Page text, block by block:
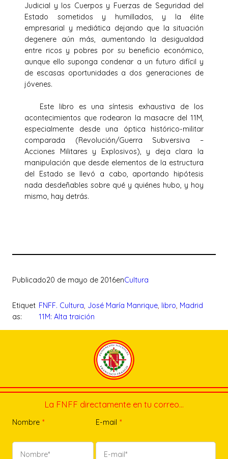
Judicial y los Cuerpos y Fuerzas de Seguridad del
Estado sometidos y humillados, y la élite
empresarial y mediática dejando que la situación
degenere aún más, aumentando la desigualdad
entre ricos y pobres por su beneficio económico,
aunque ello suponga condenar a un futuro difícil y
de escasas oportunidades a dos generaciones de
jóvenes.
Este libro es una síntesis exhaustiva de los
acontecimientos que rodearon la masacre del 11M,
especialmente desde una óptica histórico-militar
comparada (Revolución/Guerra Subversiva –
Acciones Militares y Explosivos), y deja clara la
manipulación que desde elementos de la estructura
del Estado se llevó a cabo, aportando hipótesis
nada desdeñables sobre qué y quiénes hubo, y hoy
mismo, hay detrás.
Publicado20 de mayo de 2016enCultura
Etiquet
as:
FNFF. Cultura, José María Manrique, libro, Madrid
11M: Alta traición
La FNFF directamente en tu correo…
Nombre * E-mail *